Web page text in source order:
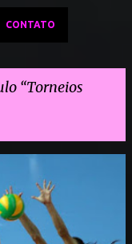
CONTATO
Torneios